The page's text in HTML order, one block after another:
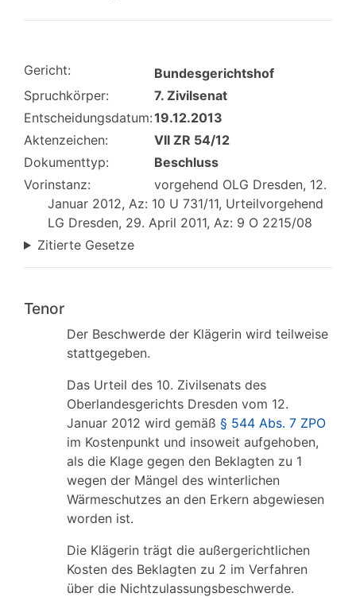
Gericht:
Bundesgerichtshof
Spruchkörper:
7. Zivilsenat
Entscheidungsdatum:19.12.2013
Aktenzeichen:
VII ZR 54/12
Dokumenttyp:
Beschluss
Vorinstanz:
vorgehend OLG Dresden, 12.
Januar 2012, Az: 10 U 731/11, Urteilvorgehend
LG Dresden, 29. April 2011, Az: 9 O 2215/08
Zitierte Gesetze
Tenor
Der Beschwerde der Klägerin wird teilweise
stattgegeben.
Das Urteil des 10. Zivilsenats des
Oberlandesgerichts Dresden vom 12.
Januar 2012 wird gemäß § 544 Abs. 7 ZPO
im Kostenpunkt und insoweit aufgehoben,
als die Klage gegen den Beklagten zu 1
wegen der Mängel des winterlichen
Wärmeschutzes an den Erkern abgewiesen
worden ist.
Die Klägerin trägt die außergerichtlichen
Kosten des Beklagten zu 2 im Verfahren
über die Nichtzulassungsbeschwerde.